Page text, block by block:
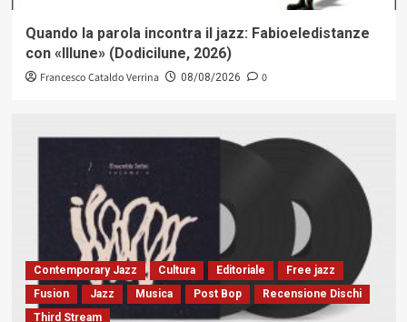
Quando la parola incontra il jazz: Fabioeledistanze
con «Illune» (Dodicilune, 2026)
Francesco Cataldo Verrina 08/08/2026 0
Contemporary Jazz Cultura Editoriale
Free jazz
Fusion
Jazz Musica Post Bop
Recensione Dischi
Third Stream